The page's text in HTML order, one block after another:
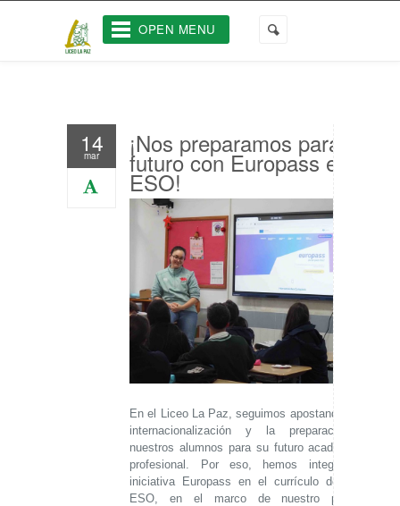
OPEN MENU
14
mar ¡Nos preparamos para el
futuro con Europass en 4º
ESO!
En el Liceo La Paz, seguimos apostando por la
internacionalización y la preparación de
nuestros alumnos para su futuro académico y
profesional. Por eso, hemos integrado la
iniciativa Europass en el currículo de 4º de
ESO, en el marco de nuestro proyecto